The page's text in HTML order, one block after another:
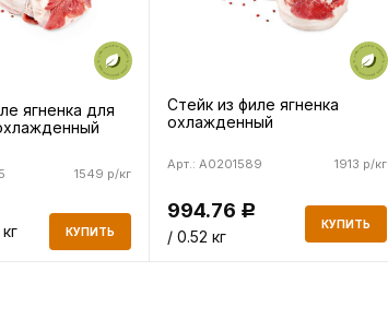
ягненка для
1549 р/кг
КУПИТЬ
Стейк из филе ягненка
охлажденный
1913 р/кг
Арт.: A0201589
994.76 Р
/ 0.52 кг
КУПИТЬ